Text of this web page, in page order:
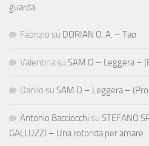
guarda
Fabrizio su DORIAN O. A. – Tao
Valentina su SAM D – Leggera –
Danilo su SAM D – Leggera –
Antonio Bacciocchi su STEFANO
GALLUZZI – Una rotonda per amare